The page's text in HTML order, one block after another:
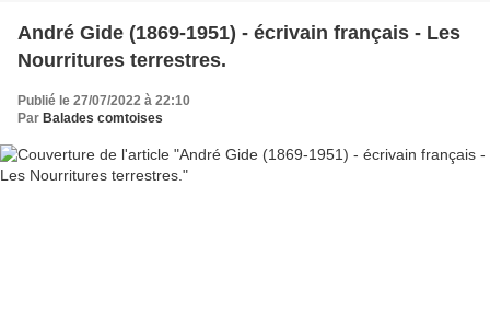
André Gide (1869-1951) - écrivain français - Les
Nourritures terrestres.
Publié le 27/07/2022 à 22:10
Par Balades comtoises